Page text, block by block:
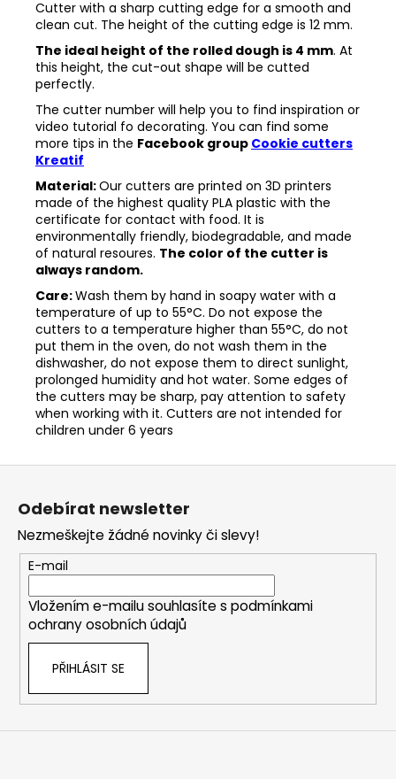
Cutter with a sharp cutting edge for a smooth and
clean cut. The height of the cutting edge is 12 mm.
The ideal height of the rolled dough is 4 mm. At
this height, the cut-out shape will be cutted
perfectly.
The cutter number will help you to find inspiration or
video tutorial fo decorating. You can find some
more tips in the Facebook group Cookie cutters
Kreatif
Material:Our cutters are printed on 3D printers
made of the highest quality PLA plastic with the
certificate for contact with food. It is
environmentally friendly, biodegradable, and made
of natural resoures. The color of the cutter is
always random.
Care:Wash them by hand in soapy water with a
temperature of up to 55°C. Do not expose the
cutters to a temperature higher than 55°C, do not
put them in the oven, do not wash them in the
dishwasher, do not expose them to direct sunlight,
prolonged humidity and hot water. Some edges of
the cutters may be sharp, pay attention to safety
when working with it. Cutters are not intended for
children under 6 years
Z
Odebírat newsletter
Nezmeškejte žádné novinky či slevy!
E-mail
Vložením e-mailu souhlasíte s podmínkami
ochrany osobních údajů
PŘIHLÁSIT SE